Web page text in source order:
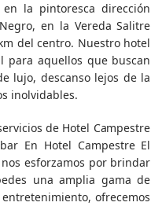
la pintoresca dirección
en la Vereda Salitre
del centro. Nuestro hotel
para aquellos que buscan
lujo, descanso lejos de la
inolvidables.
de Hotel Campestre
En Hotel Campestre El
esforzamos por brindar
una amplia gama de
ofrecemos